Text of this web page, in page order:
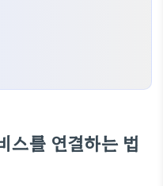
스를 연결하는 법